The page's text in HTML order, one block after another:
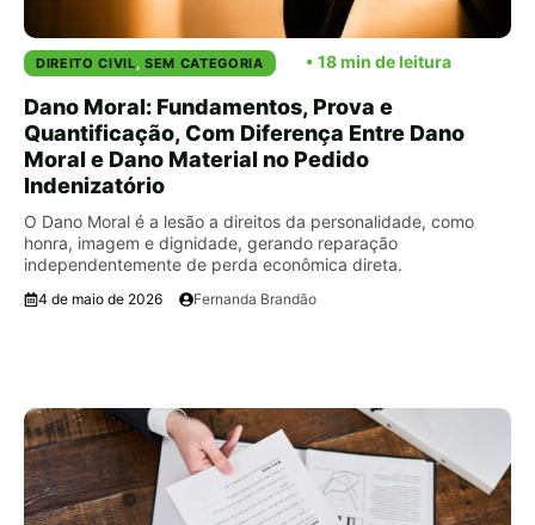
DIREITO CIVIL, SEM CATEGORIA
Dano Moral: Fundamentos, Prova e
Quantificação, Com Diferença Entre Dano
Moral e Dano Material no Pedido
Indenizatório
O Dano Moral é a lesão a direitos da personalidade, como
honra, imagem e dignidade, gerando reparação
independentemente de perda econômica direta.
4 de maio de 2026 Fernanda Brandão